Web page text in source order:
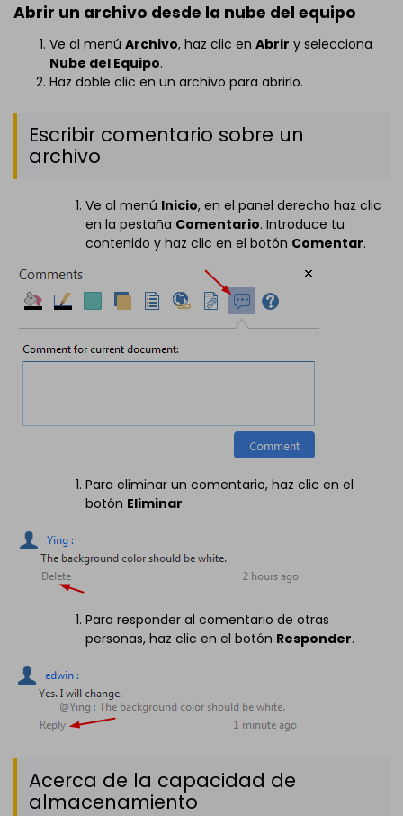
Abrir un archivo desde la nube del equipo
Ve al menú Archivo, haz clic en Abrir y selecciona
Nube del Equipo.
Haz doble clic en un archivo para abrirlo.
Escribir comentario sobre un
archivo
Ve al menú Inicio, en el panel derecho haz clic
en la pestaña Comentario. Introduce tu
contenido y haz clic en el botón Comentar.
Para eliminar un comentario, haz clic en el
botón Eliminar.
Para responder al comentario de otras
personas, haz clic en el botón Responder.
Acerca de la capacidad de
almacenamiento